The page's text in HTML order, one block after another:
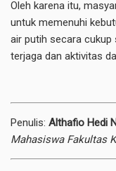
Oleh karena itu,
untuk memenuhi
air putih secara
terjaga dan aktivitas
Penulis: Althafio Hedi
Mahasiswa Fakultas